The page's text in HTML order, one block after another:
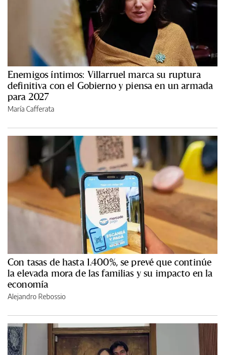
Enemigos íntimos: Villarruel marca su ruptura
definitiva con el Gobierno y piensa en un armada
para 2027
María Cafferata
Con tasas de hasta 1.400%, se prevé que continúe
la elevada mora de las familias y su impacto en la
economía
Alejandro Rebossio